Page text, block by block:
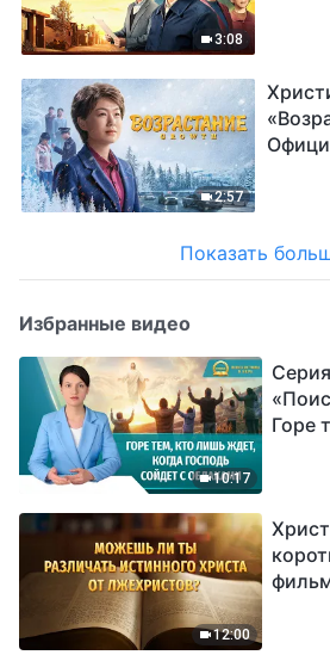
3:08
2:57
Показать
Избранные видео
10:17
Горе
12:00